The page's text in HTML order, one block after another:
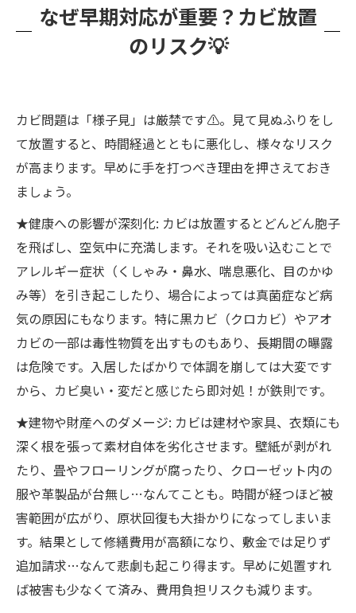
なぜ早期対応が重要？カビ放置
のリスク💡
カビ問題は「様子見」は厳禁です⚠️。見て見ぬふりをし
て放置すると、時間経過とともに悪化し、様々なリスク
が高まります。早めに手を打つべき理由を押さえておき
ましょう。
★健康への影響が深刻化: カビは放置するとどんどん胞子
を飛ばし、空気中に充満します。それを吸い込むことで
アレルギー症状（くしゃみ・鼻水、喘息悪化、目のかゆ
み等）を引き起こしたり、場合によっては真菌症など病
気の原因にもなります。特に黒カビ（クロカビ）やアオ
カビの一部は毒性物質を出すものもあり、長期間の曝露
は危険です。入居したばかりで体調を崩しては大変です
から、カビ臭い・変だと感じたら即対処！が鉄則です。
★建物や財産へのダメージ: カビは建材や家具、衣類にも
深く根を張って素材自体を劣化させます。壁紙が剥がれ
たり、畳やフローリングが腐ったり、クローゼット内の
服や革製品が台無し…なんてことも。時間が経つほど被
害範囲が広がり、原状回復も大掛かりになってしまいま
す。結果として修繕費用が高額になり、敷金では足りず
追加請求…なんて悲劇も起こり得ます。早めに処置すれ
ば被害も少なくて済み、費用負担リスクも減ります。